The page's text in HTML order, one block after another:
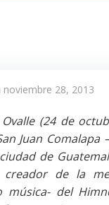
noviembre 28, 2013
Ovalle (24 de
Juan Comalapa
de
creador de la
música- del